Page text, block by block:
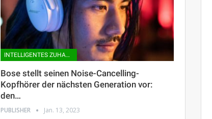
INTELLIGENTES ZUHAUSE
Bose stellt seinen Noise-Cancelling-
Kopfhörer der nächsten Generation vor:
den…
PUBLISHER Jan. 13, 2023